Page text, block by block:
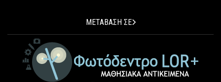
ΜΕΤΑΒΑΣΗ ΣΕ